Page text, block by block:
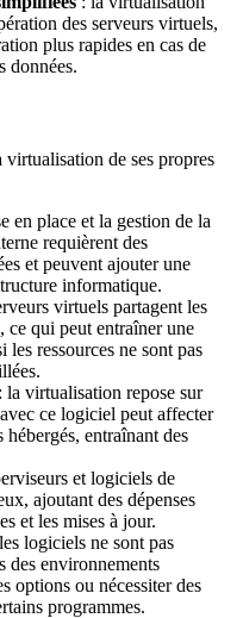
des serveurs virtuels,
plus rapides en cas de
données.
de ses propres
en place et la gestion de la
requièrent des
et peuvent ajouter une
informatique.
virtuels partagent les
ce qui peut entraîner une
les ressources ne sont pas
: la virtualisation repose sur
ce logiciel peut affecter
hébergés, entraînant des
et logiciels de
ajoutant des dépenses
et les mises à jour.
logiciels ne sont pas
des environnements
options ou nécessiter des
programmes.